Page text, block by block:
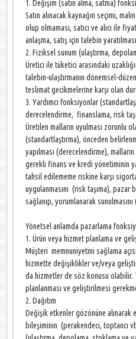
1. Değişim (satın alma, satma)
Satın alınacak kaynağın seçimi,
olup olmaması, satıcı ve alıcı ile
anlaşma, satış için talebin
2. Fiziksel sunum (ulaştırma,
Üretici ile tüketici arasındaki
talebin-ulaştırmanın dönemsel-
teslimat gecikmelerine karşı olan
3. Yardımcı fonksiyonlar
derecelendirme, finanslama, risk
Üretilen malların uyulması zorunlu
(standartlaştırma), önceden
yapılması (derecelendirme),
gerekli finans ve kredi yönetiminin
tahsil edilememe riskine karşı
uygulanmasını (risk taşıma),
sağlanıp, yorumlanarak
Yönetsel anlamda pazarlama
1. Ürün veya hizmet planlama ve
Müşteri memnuniyetini sağlama
hizmette değişiklikler ve/veya
da hizmetler de söz konusu olabilir.
planlanması ve geliştirilmesi
2. Dağıtım
Değişik etkenler gözönüne alınarak
bileşiminin (perakendeci, toptancı